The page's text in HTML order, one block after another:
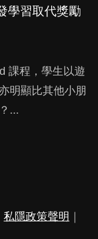
學習取代獎勵
課程，學生以遊
明顯比其他小朋
...
究指BB 15個
然政府並無官方
有六、七百家早
愈好？...
在職媽媽的壓
究竟全職好，還
獨特狀況和考慮
的子女其實都各
自殺，或傷害小
鬱往往難以察
｜別忽視父母
如何做到正向
自己的嗜好、減
美好的親子關
私隱政策聲明